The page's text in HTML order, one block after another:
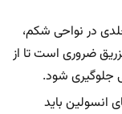
در نواحی شکم،
ضروری است تا از
جلوگیری شود.
انسولین باید